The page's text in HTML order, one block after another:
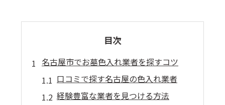
目次
名古屋市でお墓色入れ業者を探すコツ
口コミで探す名古屋の色入れ業者
経験豊富な業者を見つける方法